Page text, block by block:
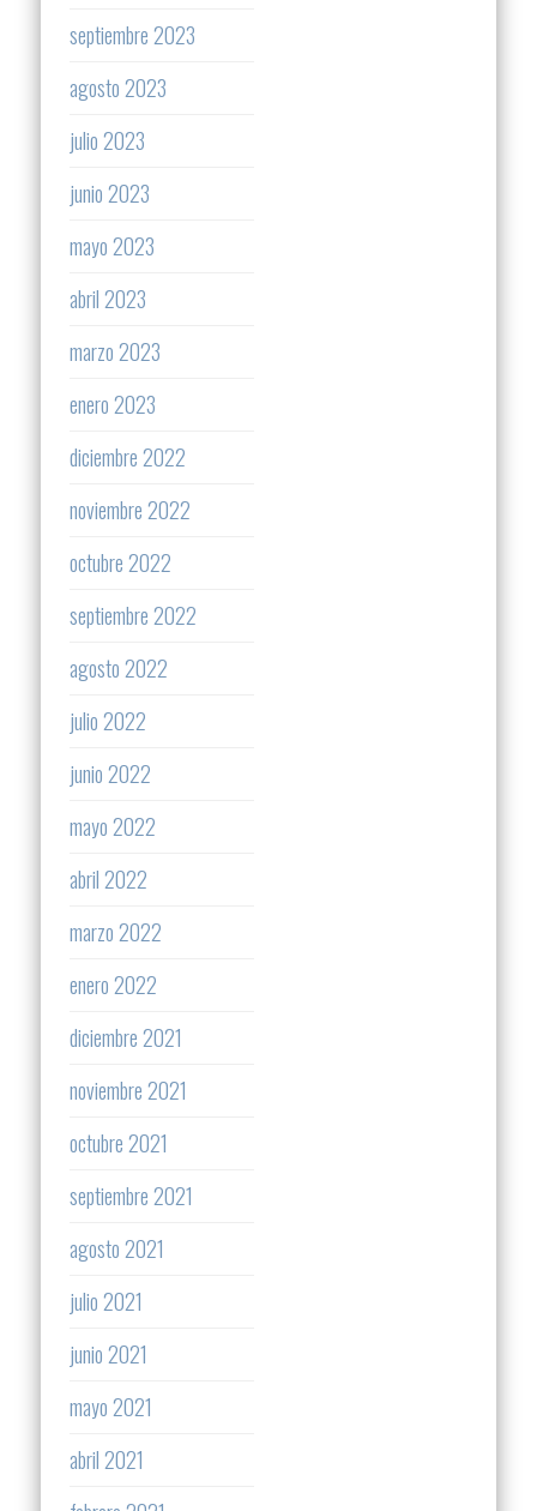
septiembre 2023
agosto 2023
julio 2023
junio 2023
mayo 2023
abril 2023
marzo 2023
enero 2023
diciembre 2022
noviembre 2022
octubre 2022
septiembre 2022
agosto 2022
julio 2022
junio 2022
mayo 2022
abril 2022
marzo 2022
enero 2022
diciembre 2021
noviembre 2021
octubre 2021
septiembre 2021
agosto 2021
julio 2021
junio 2021
mayo 2021
abril 2021